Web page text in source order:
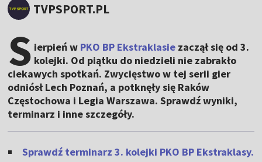
TVPSPORT.PL
S ierpień w PKO BP Ekstraklasie zaczął się od 3.
kolejki. Od piątku do niedzieli nie zabrakło
ciekawych spotkań. Zwycięstwo w tej serii gier
odniósł Lech Poznań, a potknęły się Raków
Częstochowa i Legia Warszawa. Sprawdź wyniki,
terminarz i inne szczegóły.
Sprawdź terminarz 3. kolejki PKO BP Ekstraklasy.